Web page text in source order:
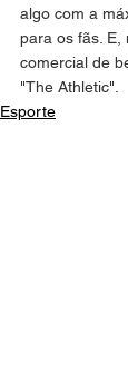
algo com a
para os fãs. E,
comercial de
"The Athletic".
Esporte